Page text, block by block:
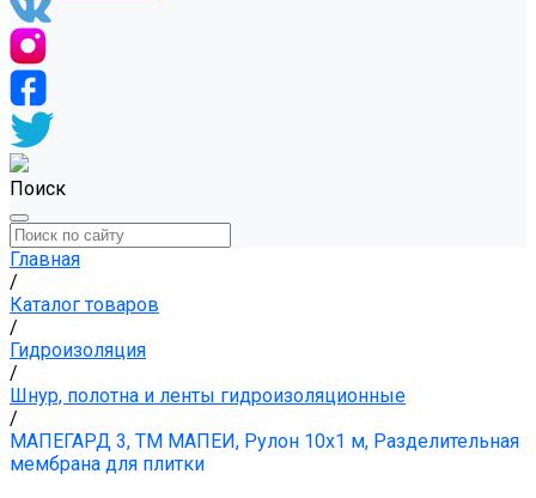
Поиск
Главная
/
Каталог товаров
/
Гидроизоляция
/
Шнур, полотна и ленты гидроизоляционные
/
МАПЕГАРД 3, ТМ МАПЕИ, Рулон 10х1 м, Разделительная
мембрана для плитки